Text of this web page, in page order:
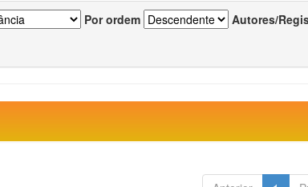
Por ordem Autores/